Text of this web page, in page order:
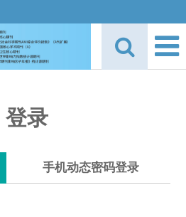
登录
手机动态密码登录